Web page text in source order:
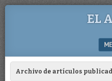
EL
SKIP TO CONTENT
Archivo de artículos